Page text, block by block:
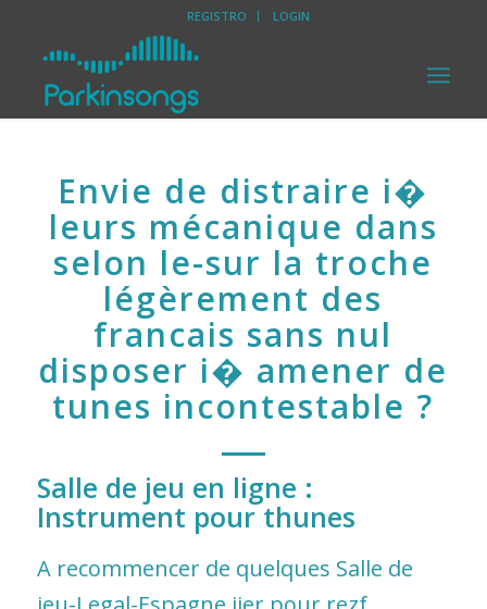
REGISTRO LOGIN
Envie de distraire i�
leurs mécanique dans
selon le-sur la troche
légèrement des
francais sans nul
disposer i� amener de
tunes incontestable ?
Salle de jeu en ligne :
Instrument pour thunes
A recommencer de quelques Salle de